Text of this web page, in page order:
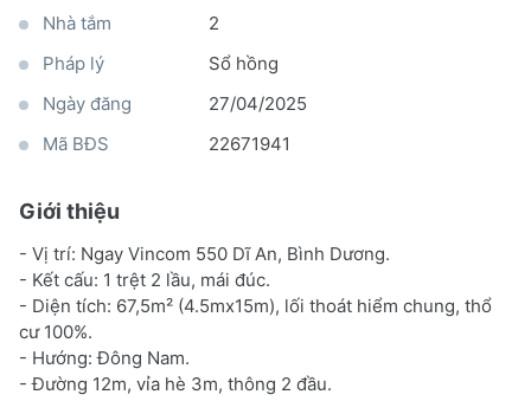
Nhà tắm
2
Pháp lý
Sổ hồng
Ngày đăng
27/04/2025
Mã BĐS
22671941
Giới thiệu
- Vị trí: Ngay Vincom 550 Dĩ An, Bình Dương.
- Kết cấu: 1 trệt 2 lầu, mái đúc.
- Diện tích: 67,5m² (4.5mx15m), lối thoát hiểm chung, thổ
cư 100%.
- Hướng: Đông Nam.
- Đường 12m, vỉa hè 3m, thông 2 đầu.